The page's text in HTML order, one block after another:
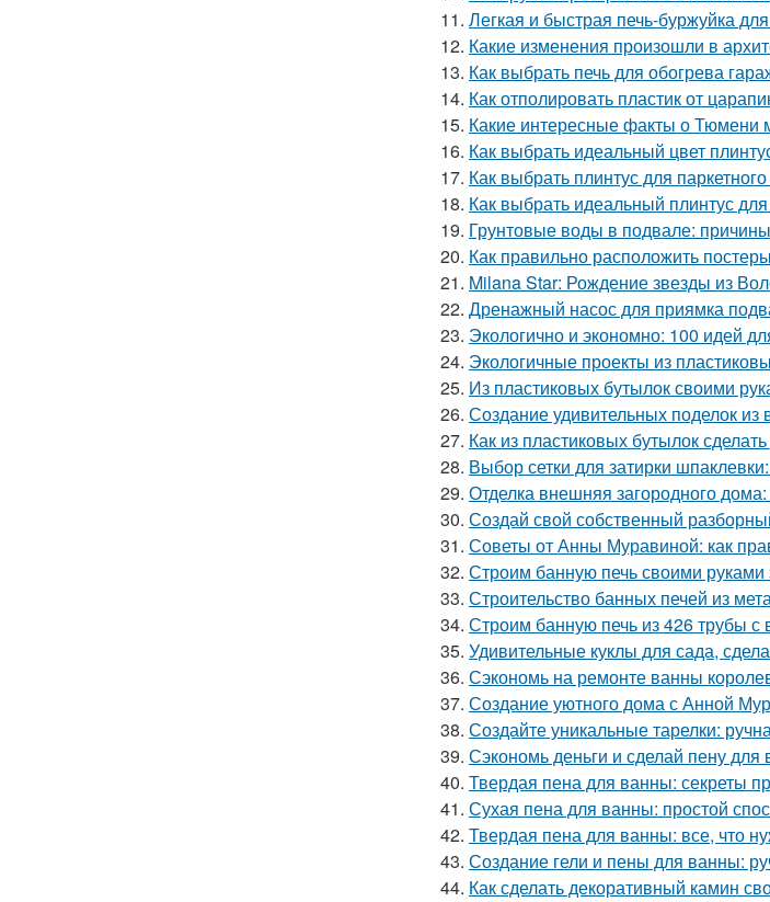
11. Легкая и быстрая печь-буржуйка
12. Какие изменения произошли в
13. Как выбрать печь для обогрева
14. Как отполировать пластик от
15. Какие интересные факты о Тюмени
16. Как выбрать идеальный цвет
17. Как выбрать плинтус для
18. Как выбрать идеальный плинтус
19. Грунтовые воды в подвале:
20. Как правильно расположить
21. Milana Star: Рождение звезды из
22. Дренажный насос для приямка
23. Экологично и экономно: 100 идей
24. Экологичные проекты из
25. Из пластиковых бутылок своими
26. Создание удивительных поделок
27. Как из пластиковых бутылок
28. Выбор сетки для затирки
29. Отделка внешняя загородного
30. Создай свой собственный
31. Советы от Анны Муравиной: как
32. Строим банную печь своими руками
33. Строительство банных печей из
34. Строим банную печь из 426 трубы
35. Удивительные куклы для сада,
36. Сэкономь на ремонте ванны
37. Создание уютного дома с Анной
38. Создайте уникальные тарелки:
39. Сэкономь деньги и сделай пену
40. Твердая пена для ванны: секреты
41. Сухая пена для ванны: простой
42. Твердая пена для ванны: все, что
43. Создание гели и пены для ванны:
44. Как сделать декоративный камин